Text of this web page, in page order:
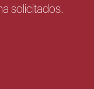
solicitados.